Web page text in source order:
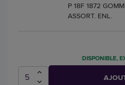
P 18F 1872
ASSORT. ENL.
DISPONIBLE,